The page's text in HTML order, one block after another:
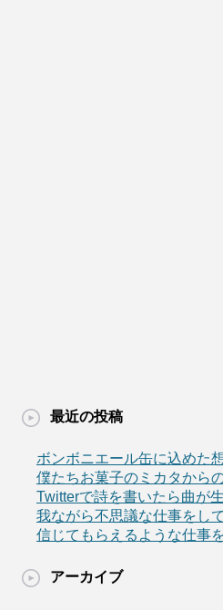
最近の投稿
ボンボニエール缶に込めた
僕たちお菓子のミカタから
Twitterで詩を書いたら曲が
我ながら不思議な仕事をし
信じてもらえるような仕事
アーカイブ